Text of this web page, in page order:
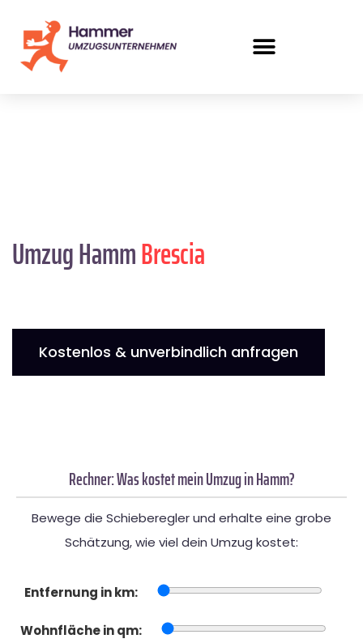
Umzug HammBrescia
Kostenlos & unverbindlich anfragen
Rechner: Was kostet mein Umzug in Hamm?
Bewege die Schieberegler und erhalte eine grobe
Schätzung, wie viel dein Umzug kostet:
Entfernung in km:
Wohnfläche in qm: